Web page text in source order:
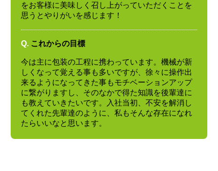
をお客様に美味しく召し上がっていただくことを
思うとやりがいを感じます！
Q. これからの目標
今は主に包装の工程に携わっています。機械が新
しくなって覚える事も多いですが、徐々に操作出
来るようになってきた事もモチベーションアップ
に繋がりますし、そのなかで得た知識を後輩達に
も教えていきたいです。入社当初、不安を解消し
てくれた先輩達のように、私もそんな存在になれ
たらいいなと思います。